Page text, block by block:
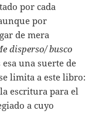
por cada
por
de mera
disperso/ busco
esa una suerte de
limita a este libro:
escritura para el
a cuyo